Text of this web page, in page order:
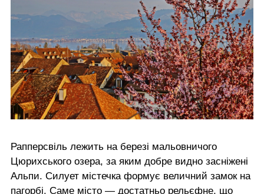
Рапперсвіль лежить на березі мальовничого
Цюрихського озера, за яким добре видно засніжені
Альпи. Силует містечка формує величний замок на
пагорбі. Саме місто — достатньо рельєфне, що